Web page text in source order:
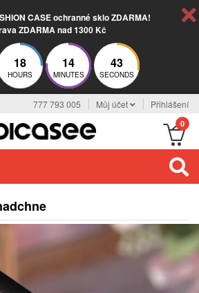
CASE ochranné sklo ZDARMA!
ZDARMA nad 1300 Kč
18
HOURS
14
MINUTES
42
SECONDS
777 793 005 Můj účet Přihlášení
0